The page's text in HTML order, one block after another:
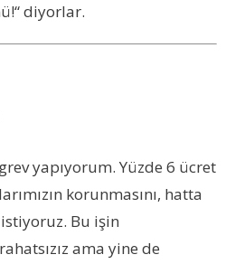
diyorlar.
yapıyorum. Yüzde 6 ücret
korunmasını, hatta
Bu işin
ama yine de